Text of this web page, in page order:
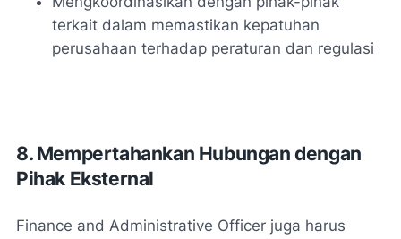
terkait dalam memastikan kepatuhan
perusahaan terhadap peraturan dan regulasi
8. Mempertahankan Hubungan dengan
Pihak Eksternal
Finance and Administrative Officer juga harus